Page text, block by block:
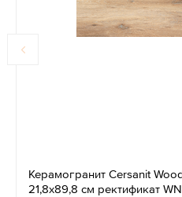
Керамогранит Cersanit
21,8x89,8 см ректификат